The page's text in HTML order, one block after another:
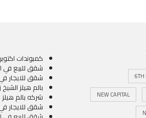
6TH
NEW CAPITAL
كمبوندات اكتوبر
شقق للبيع في
شقق للايجار
بالم هيلز الشيخ
شركه بالم هيلز
شقق للايجار